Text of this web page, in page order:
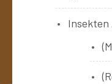
Insekten